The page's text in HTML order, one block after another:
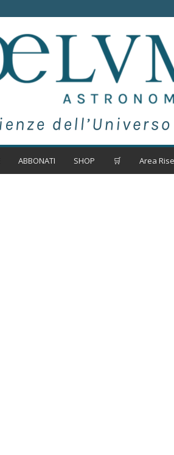
ABBONATI SHOP 🛒 Area